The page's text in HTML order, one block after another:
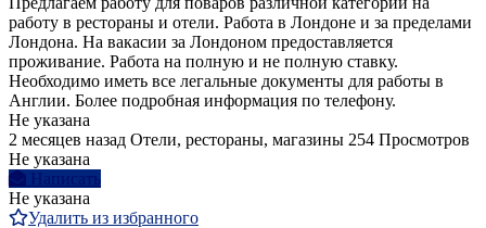
работу в рестораны и отели. Работа в Лондоне и за пределами
Лондона. На вакасии за Лондоном предоставляется
проживание. Работа на полную и не полную ставку.
Необходимо иметь все легальные документы для работы в
Англии. Более подробная информация по телефону.
Не указана
2 месяцев назад Отели, рестораны, магазины 254 Просмотров
Не указана
Написать
Не указана
Удалить из избранного